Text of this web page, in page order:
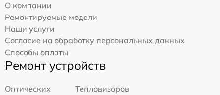
О компании
Ремонтируемые модели
Наши услуги
Согласие на обработку персональных данных
Способы оплаты
Ремонт устройств
Оптических
Тепловизоров